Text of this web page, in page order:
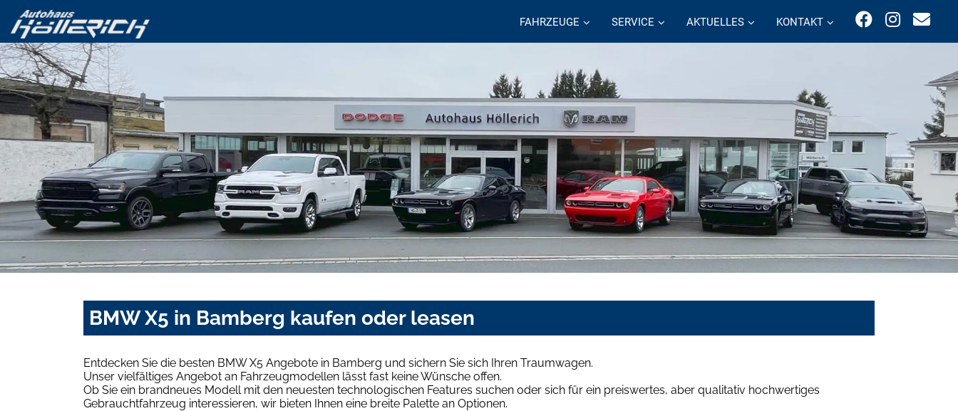
FAHRZEUGE SERVICE AKTUELLES KONTAKT
BMW X5 in Bamberg kaufen oder leasen
Entdecken Sie die besten BMW X5 Angebote in Bamberg und sichern Sie sich Ihren Traumwagen.
Unser vielfältiges Angebot an Fahrzeugmodellen lässt fast keine Wünsche offen.
Ob Sie ein brandneues Modell mit den neuesten technologischen Features suchen oder sich für ein preiswertes, aber qualitativ hochwertiges
Gebrauchtfahrzeug interessieren, wir bieten Ihnen eine breite Palette an Optionen.